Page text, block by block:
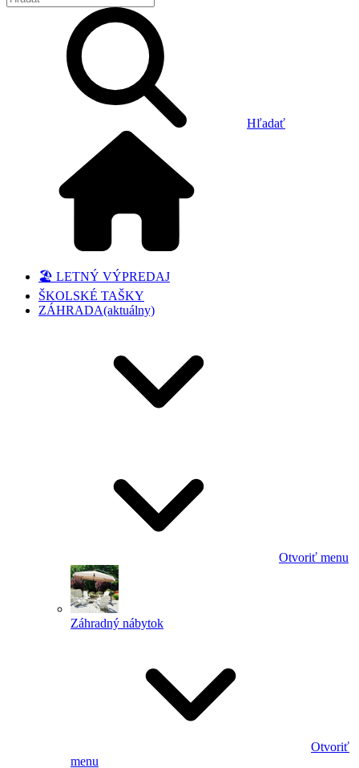
Hľadať
🏖️ LETNÝ VÝPREDAJ
ŠKOLSKÉ TAŠKY
ZÁHRADA(aktuálny)
Otvoriť menu
Záhradný nábytok
Otvoriť
menu